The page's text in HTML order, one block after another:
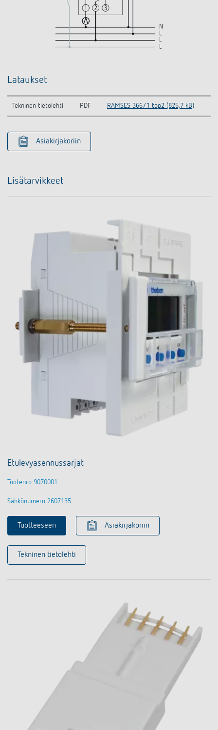
Lataukset
Tekninen tietolehti PDF RAMSES 366/1 top2 (825,7 kB)
Asiakirjakoriin
Lisätarvikkeet
Etulevyasennussarjat
Tuotenro 9070001
Sähkönumero 2607135
Tuotteeseen Asiakirjakoriin
Tekninen tietolehti